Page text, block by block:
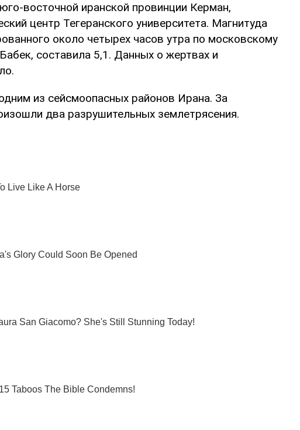
восточной иранской провинции Керман,
центр Тегеранского университета. Магнитуда
около четырех часов утра по московскому
составила 5,1. Данных о жертвах и
из сейсмоопасных районов Ирана. За
два разрушительных землетрясения.